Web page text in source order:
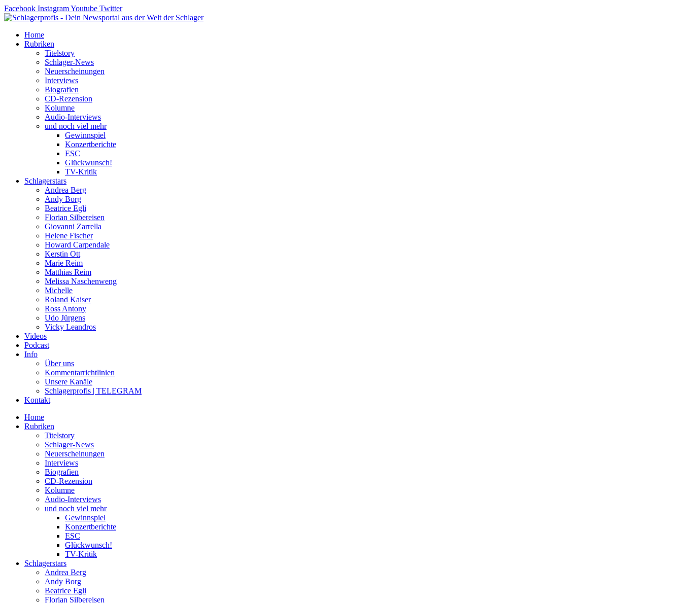
Zum
Inhalt
Facebook InstagramYoutube Twitter
Home
Rubriken
Titelstory
Schlager-News
Neuerscheinungen
Interviews
Biografien
CD-Rezension
Kolumne
Audio-Interviews
und noch viel mehr
Gewinnspiel
Konzertberichte
ESC
Glückwunsch!
TV-Kritik
Schlagerstars
Andrea Berg
Andy Borg
Beatrice Egli
Florian Silbereisen
Giovanni Zarrella
Helene Fischer
Howard Carpendale
Kerstin Ott
Marie Reim
Matthias Reim
Melissa Naschenweng
Michelle
Roland Kaiser
Ross Antony
Udo Jürgens
Vicky Leandros
Videos
Podcast
Info
Über uns
Kommentarrichtlinien
Unsere Kanäle
Schlagerprofis | TELEGRAM
Kontakt
Home
Rubriken
Titelstory
Schlager-News
Neuerscheinungen
Interviews
Biografien
CD-Rezension
Kolumne
Audio-Interviews
und noch viel mehr
Gewinnspiel
Konzertberichte
ESC
Glückwunsch!
TV-Kritik
Schlagerstars
Andrea Berg
Andy Borg
Beatrice Egli
Florian Silbereisen